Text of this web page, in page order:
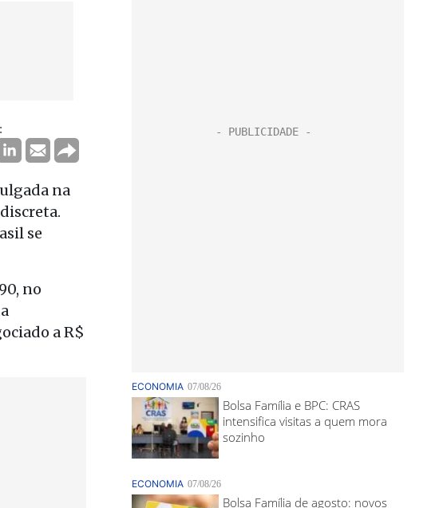
na
se
no
a R$